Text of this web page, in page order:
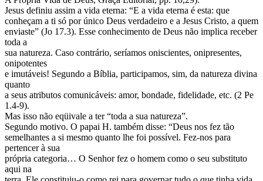
Jesus definiu assim a vida eterna: “E a vida eterna é esta: que
conheçam a ti só por único Deus verdadeiro e a Jesus Cristo, a quem
enviaste” (Jo 17.3). Esse conhecimento de Deus não implica receber
toda a
sua natureza. Caso contrário, seríamos oniscientes, onipresentes,
onipotentes
e imutáveis! Segundo a Bíblia, participamos, sim, da natureza divina
quanto
a seus atributos comunicáveis: amor, bondade, fidelidade, etc. (2 Pe
1.4-9).
Mas isso não eqüivale a ter “toda a sua natureza”.
Segundo motivo. O papai H. também disse: “Deus nos fez tão
semelhantes a si mesmo quanto lhe foi possível. Fez-nos para
pertencer à sua
própria categoria… O Senhor fez o homem como o seu substituto
aqui na